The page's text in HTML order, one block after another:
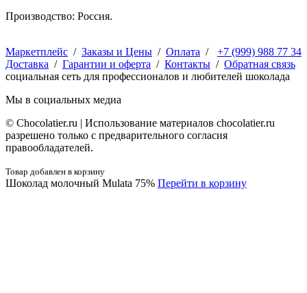
Производство: Россия.
+7 (999) 988 77 34
Маркетплейс / Заказы и Цены / Оплата /
Доставка / Гарантии и оферта / Контакты / Обратная связь
социальная сеть для профессионалов и любителей шоколада
Мы в социальных медиа
© Сhocolatier.ru | Использование материалов chocolatier.ru
разрешено только с предварительного согласия
правообладателей.
Товар добавлен в корзину
Шоколад молочный Mulata 75% Перейти в корзину